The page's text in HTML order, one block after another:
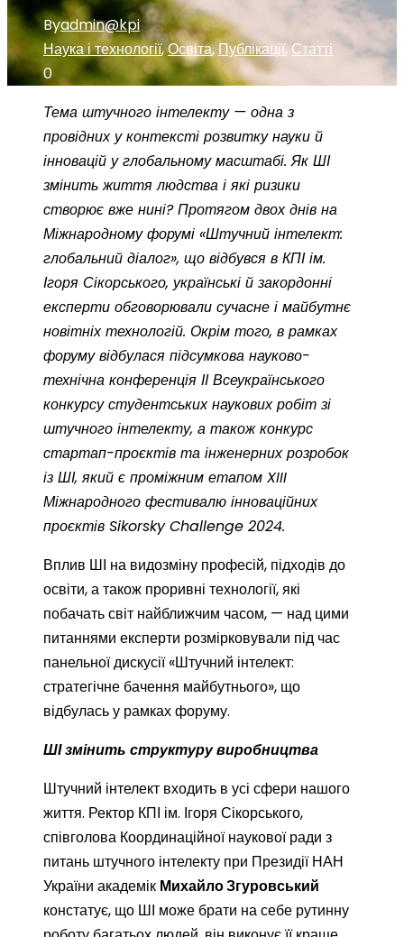
Byadmin@kpi
Наука і технології,Освіта, Публікації, Статті
0
Тема штучного інтелекту — одна з
провідних у контексті розвитку науки й
інновацій у глобальному масштабі. Як ШІ
змінить життя людства і які ризики
створює вже нині? Протягом двох днів на
Міжнародному форумі «Штучний інтелект:
глобальний діалог», що відбувся в КПІ ім.
Ігоря Сікорського, українські й закордонні
експерти обговорювали сучасне і майбутнє
новітніх технологій. Окрім того, в рамках
форуму відбулася підсумкова науково-
технічна конференція ІІ Всеукраїнського
конкурсу студентських наукових робіт зі
штучного інтелекту, а також конкурс
стартап-проєктів та інженерних розробок
із ШІ, який є проміжним етапом XIII
Міжнародного фестивалю інноваційних
проєктів Sikorsky Challenge 2024.
Вплив ШІ на видозміну професій, підходів до
освіти, а також проривні технології, які
побачать світ найближчим часом, — над цими
питаннями експерти розмірковували під час
панельної дискусії «Штучний інтелект:
стратегічне бачення майбутнього», що
відбулась у рамках форуму.
ШІ змінить структуру виробництва
Штучний інтелект входить в усі сфери нашого
життя. Ректор КПІ ім. Ігоря Сікорського,
співголова Координаційної наукової ради з
питань штучного інтелекту при Президії НАН
України академік Михайло Згуровський
констатує, що ШІ може брати на себе рутинну